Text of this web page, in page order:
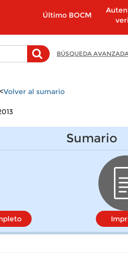
Último BOCM
BÚSQUEDA
<Volver al sumario
Sumario